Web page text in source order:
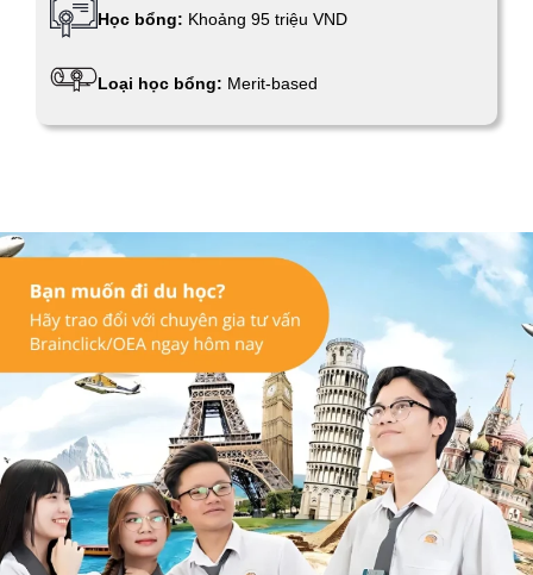
Học bổng: Khoảng 95 triệu VND
Loại học bổng: Merit-based